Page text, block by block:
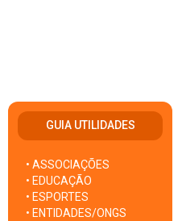
GUIA UTILIDADES
• ASSOCIAÇÕES
• EDUCAÇÃO
• ESPORTES
• ENTIDADES/ONGS